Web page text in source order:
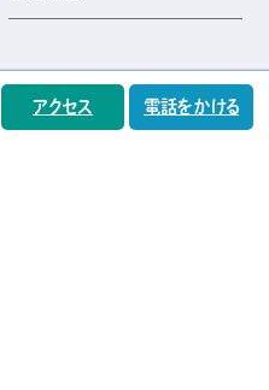
アクセス 電話をかける